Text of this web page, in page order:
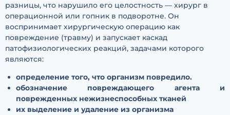
разницы, что нарушило его целостность — хирург в
операционной или гопник в подворотне. Он
воспринимает хирургическую операцию как
повреждение (травму) и запускает каскад
патофизиологических реакций, задачами которого
являются:
определение того, что организм повредило.
обозначение повреждающего агента и
поврежденных нежизнеспособных тканей
их выделение и удаление из организма